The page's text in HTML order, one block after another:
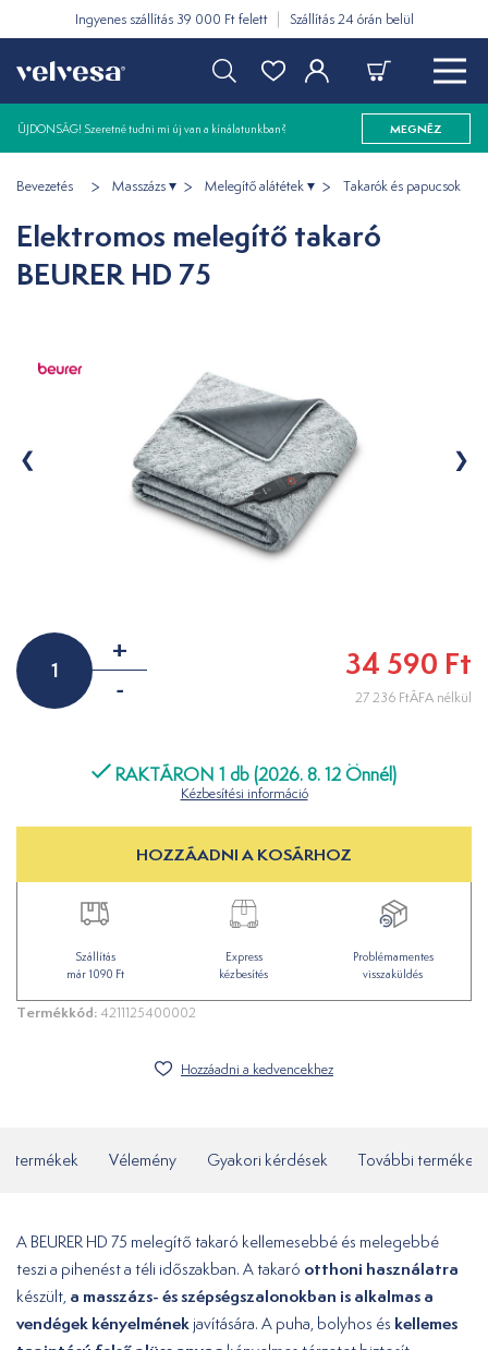
Ingyenes szállítás 39 000 Ft felett Szállítás 24 órán belül
ÚJDONSÁG! Szeretné tudni mi új van a kínálatunkban? MEGNÉZ
Bevezetés Masszázs Melegítő alátétek Takarók és papucsok
Elektromos melegítő takaró
BEURER HD 75
+
-
34 590 Ft
27 236 FtÁFA nélkül
RAKTÁRON 1 db (2026. 8. 12 Önnél)
Kézbesítési információ
HOZZÁADNI A KOSÁRHOZ
Szállítás
már 1090 Ft
Express
kézbesítés
Problémamentes
visszaküldés
Termékkód: 4211125400002
Hozzáadni a kedvencekhez
termékek Vélemény Gyakori kérdések További termékek
A BEURER HD 75 melegítő takaró kellemesebbé és melegebbé
teszi a pihenést a téli időszakban. A takaró otthoni használatra
készült, a masszázs- és szépségszalonokban is alkalmas a
vendégek kényelmének javítására. A puha, bolyhos és kellemes